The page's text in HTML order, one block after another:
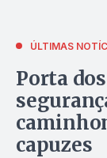
ÚLTIMAS
Porta
capuzes